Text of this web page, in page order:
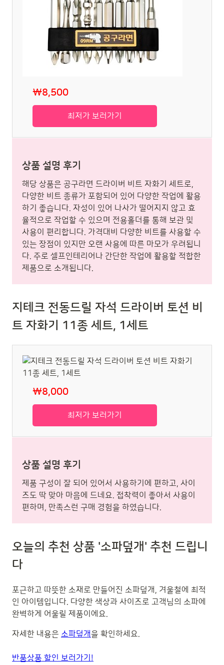
₩8,500
최저가 보러가기
상품 설명 후기
해당 상품은 공구라면 드라이버 비트 자화기 세트로,
다양한 비트 종류가 포함되어 있어 다양한 작업에 활용
하기 좋습니다. 자성이 있어 나사가 떨어지지 않고 효
율적으로 작업할 수 있으며 전용홀더를 통해 보관 및
사용이 편리합니다. 가격대비 다양한 비트를 사용할 수
있는 장점이 있지만 오랜 사용에 따른 마모가 우려됩니
다. 주로 셀프인테리어나 간단한 작업에 활용할 적합한
제품으로 소개됩니다.
지테크 전동드릴 자석 드라이버 토션 비
트 자화기 11종 세트, 1세트
₩8,000
최저가 보러가기
상품 설명 후기
제품 구성이 잘 되어 있어서 사용하기에 편하고, 사이
즈도 딱 맞아 마음에 드네요. 접착력이 좋아서 사용이
편하며, 만족스런 구매 경험을 하였습니다.
오늘의 추천 상품 '소파덮개' 추천 드립니
다
포근하고 따뜻한 소재로 만들어진 소파덮개, 겨울철에 최적
인 아이템입니다. 다양한 색상과 사이즈로 고객님의 소파에
완벽하게 어울릴 제품이에요.
자세한 내용은 소파덮개을 확인하세요.
반품상품 할인 보러가기!